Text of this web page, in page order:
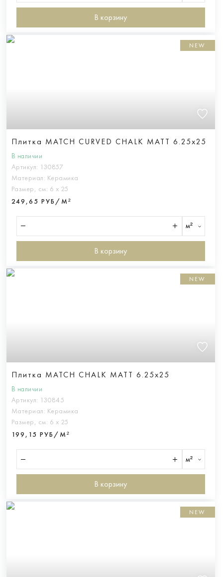
В корзину
NEW
Плитка MATCH CURVED CHALK MATT 6.25x25
В наличии
Артикул: 130857
Материал: Керамика
Размер, см: 6 х 25
249,65 РУБ/М²
м²
В корзину
NEW
Плитка MATCH CHALK MATT 6.25x25
В наличии
Артикул: 130845
Материал: Керамика
Размер, см: 6 х 25
199,15 РУБ/М²
м²
В корзину
NEW